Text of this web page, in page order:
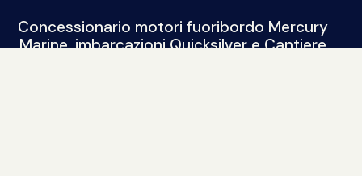
Concessionario motori fuoribordo Mercury
Marine, imbarcazioni Quicksilver e Cantiere